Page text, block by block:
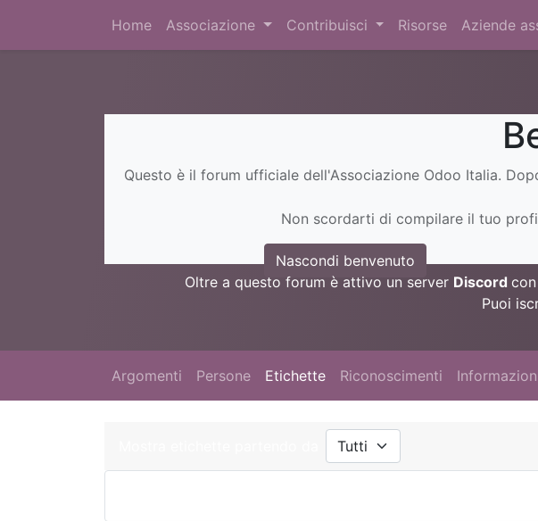
Home Associazione Contribuisci Risorse Aziende
Questo è il forum ufficiale dell'Associazione Odoo Italia.
Non scordarti di compilare il tuo
Nascondi benvenuto
Oltre a questo forum è attivo un server Discord
Puoi
Argomenti Persone Etichette Riconoscimenti